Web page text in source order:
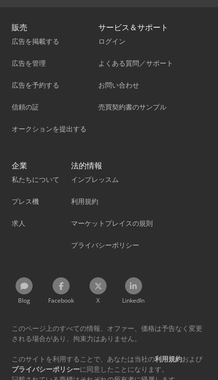
販売
広告を掲載する
広告を管理
広告を予約する
信頼の証
オークションを提出する
サービス＆サポート
ログイン
よくある質問／サポート
お問い合わせ
売買契約書のサンプル
企業
私たちについて
プレス機
求人
法的情報
インプレッスム
利用規約
マーケットプレイスの規則
プライバシーポリシー
Blog Facebook X LinkedIn
このページ上のすべての情報、オファー、価格は予告なく変更
される場合があり、拘束力はありません。
このサイトを利用することで、あなたは当社の利用規約および
プライバシーポリシーに同意したことになります。